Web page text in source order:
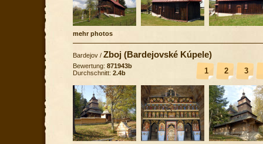
mehr photos
Bardejov / Zboj (Bardejovské Kúpele)
1 2 3
Bewertung: 871943b
Durchschnitt: 2.4b